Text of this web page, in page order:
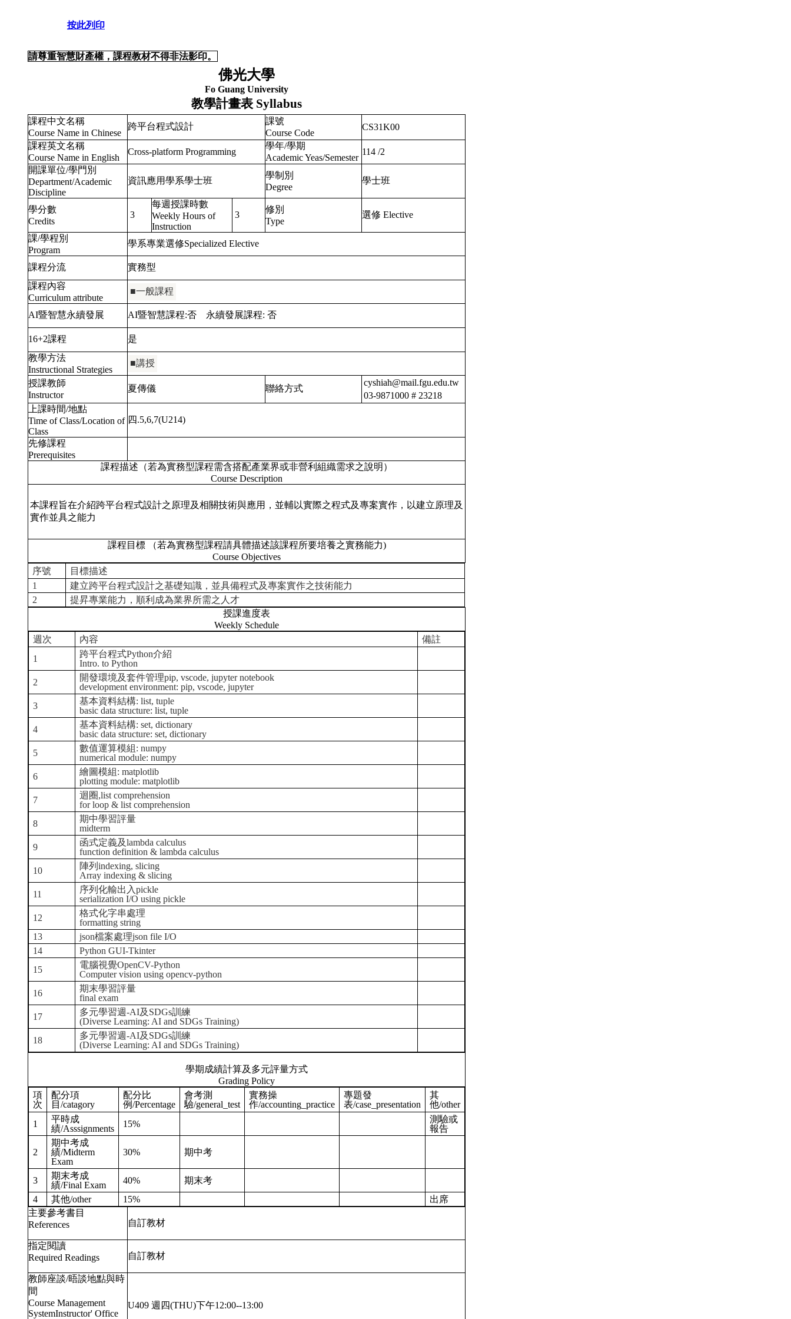
按此列印
請尊重智慧財產權，課程教材不得非法影印。
佛光大學
Fo Guang University
教學計畫表 Syllabus
課程中文名稱
Course Name in Chinese
跨平台程式設計
課號
Course Code
CS31K00
課程英文名稱
Course Name in English
Cross-platform Programming
學年/學期
Academic Yeas/Semester
114 /2
開課單位/學門別
Department/Academic
Discipline
資訊應用學系學士班
學制別
Degree
學士班
學分數
Credits
3
每週授課時數
Weekly Hours of
Instruction
3
修別
Type
選修 Elective
課/學程別
Program
學系專業選修Specialized Elective
課程分流
實務型
課程內容
Curriculum attribute
■一般課程
AI暨智慧永續發展 AI暨智慧課程:否 永續發展課程: 否
16+2課程
是
教學方法
Instructional Strategies
■講授
授課教師
Instructor
夏傳儀 聯絡方式
cyshiah@mail.fgu.edu.tw
03-9871000 # 23218
上課時間/地點
Time of Class/Location of
Class
四.5,6,7(U214)
先修課程
Prerequisites
課程描述（若為實務型課程需含搭配產業界或非營利組織需求之說明）
Course Description
本課程旨在介紹跨平台程式設計之原理及相關技術與應用，並輔以實際之程式及專案實作，以建立原理及
實作並具之能力
課程目標 （若為實務型課程請具體描述該課程所要培養之實務能力)
Course Objectives
序號
目標描述
1
建立跨平台程式設計之基礎知識，並具備程式及專案實作之技術能力
2
提昇專業能力，順利成為業界所需之人才
授課進度表
Weekly Schedule
週次
內容
備註
1
跨平台程式Python介紹
Intro. to Python
2
開發環境及套件管理pip, vscode, jupyter notebook
development environment: pip, vscode, jupyter
3
基本資料結構: list, tuple
basic data structure: list, tuple
4
基本資料結構: set, dictionary
basic data structure: set, dictionary
5
數值運算模組: numpy
numerical module: numpy
6
繪圖模組: matplotlib
plotting module: matplotlib
7
迴圈,list comprehension
for loop & list comprehension
8
期中學習評量
midterm
9
函式定義及lambda calculus
function definition & lambda calculus
10
陣列indexing, slicing
Array indexing & slicing
11
序列化輸出入pickle
serialization I/O using pickle
12
格式化字串處理
formatting string
13
json檔案處理json file I/O
14
Python GUI-Tkinter
15
電腦視覺OpenCV-Python
Computer vision using opencv-python
16
期末學習評量
final exam
17
多元學習週-AI及SDGs訓練
(Diverse Learning: AI and SDGs Training)
18
多元學習週-AI及SDGs訓練
(Diverse Learning: AI and SDGs Training)
學期成績計算及多元評量方式
Grading Policy
項
次
配分項
目/catagory
配分比
例/Percentage
會考測
驗/general_test
實務操
作/accounting_practice
專題發
表/case_presentation
其
他/other
1
平時成
績/Asssignments
15%
測驗或
報告
2
期中考成
績/Midterm
Exam
30% 期中考
3
期末考成
績/Final Exam
40%
期末考
4
其他/other 15%
出席
主要參考書目
References
自訂教材
指定閱讀
Required Readings
自訂教材
教師座談/晤談地點與時
間
Course Management
SystemInstructor' Office
U409 週四(THU)下午12:00--13:00